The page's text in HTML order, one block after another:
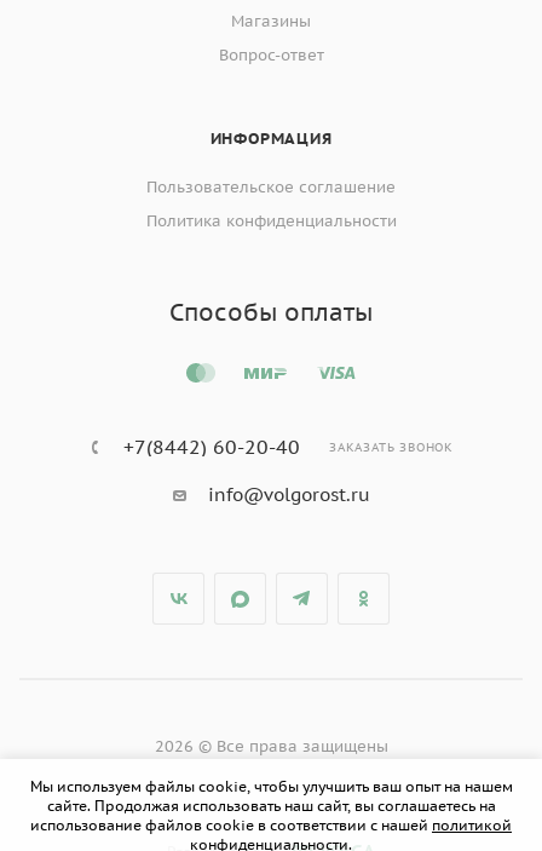
Магазины
Вопрос-ответ
ИНФОРМАЦИЯ
Пользовательское соглашение
Политика конфиденциальности
Способы оплаты
+7(8442) 60-20-40 ЗАКАЗАТЬ ЗВОНОК
info@volgorost.ru
2026 © Все права защищены
Мы используем файлы cookie, чтобы улучшить ваш опыт на нашем
сайте. Продолжая использовать наш сайт, вы соглашаетесь на
использование файлов cookie в соответствии с нашей политикой
конфиденциальности.